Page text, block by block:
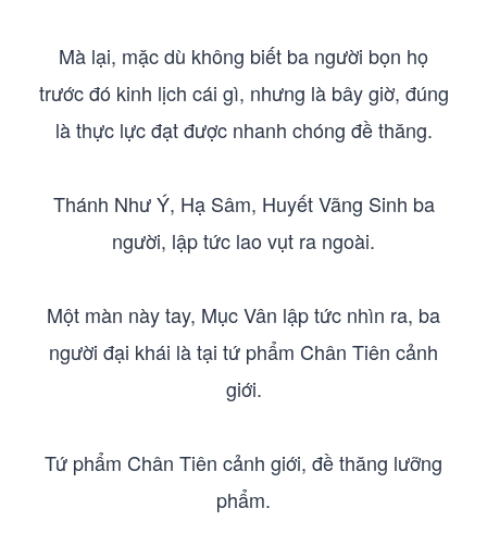
Mà lại, mặc dù không biết ba người bọn họ
trước đó kinh lịch cái gì, nhưng là bây giờ, đúng
là thực lực đạt được nhanh chóng đề thăng.
Thánh Như Ý, Hạ Sâm, Huyết Vãng Sinh ba
người, lập tức lao vụt ra ngoài.
Một màn này tay, Mục Vân lập tức nhìn ra, ba
người đại khái là tại tứ phẩm Chân Tiên cảnh
giới.
Tứ phẩm Chân Tiên cảnh giới, đề thăng lưỡng
phẩm.